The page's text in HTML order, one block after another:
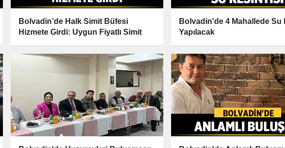
Bolvadin’de Halk Simit Büfesi
Hizmete Girdi: Uygun Fiyatlı Simit
Bolvadin'de 4 Mahallede Su
Yapılacak